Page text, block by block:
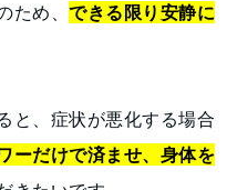
ため、できる限り安静に
と、症状が悪化する場合
ーだけで済ませ、身体を